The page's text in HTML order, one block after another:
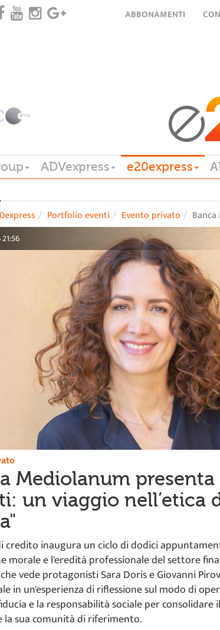
ABBONAMENTI
ADVexpress e20express
Portfolio eventi Evento privato
Mediolanum presenta
un viaggio nell’etica
credito inaugura un ciclo di dodici
morale e l'eredità professionale del settore
vede protagonisti Sara Doris e Giovanni
in un'esperienza di riflessione sul modo di
e la responsabilità sociale per
la sua comunità di riferimento.